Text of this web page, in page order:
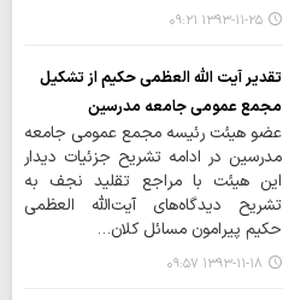
۱۳۹۳-۱۱-۲۵ ۰۹:۲۱
تقدیر آیت الله العظمی حکیم از تشکیل
مجمع عمومی جامعه مدرسین
عضو هیئت رئیسه مجمع عمومی جامعه
مدرسین در ادامه تشریح جزئیات دیدار
این هیئت با مراجع تقلید نجف به
تشریح دیدگاه‌های آیت‌الله العظمی
حکیم پیرامون مسائل کلان…
۱۳۹۳-۱۱-۱۸ ۰۹:۵۷